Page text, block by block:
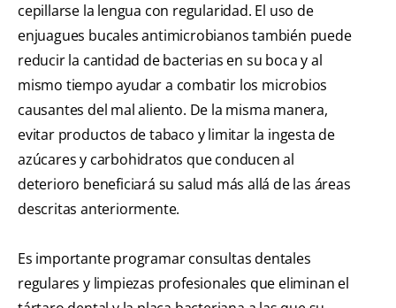
cepillarse la lengua con regularidad. El uso de
enjuagues bucales antimicrobianos también puede
reducir la cantidad de bacterias en su boca y al
mismo tiempo ayudar a combatir los microbios
causantes del mal aliento. De la misma manera,
evitar productos de tabaco y limitar la ingesta de
azúcares y carbohidratos que conducen al
deterioro beneficiará su salud más allá de las áreas
descritas anteriormente.
Es importante programar consultas dentales
regulares y limpiezas profesionales que eliminan el